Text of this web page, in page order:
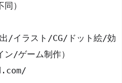
）
/イラスト/CG/ドット絵/効
/ゲーム制作）